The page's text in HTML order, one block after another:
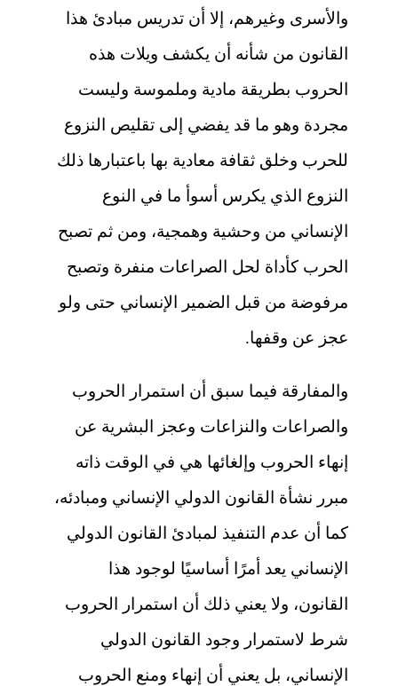
والأسرى وغيرهم، إلا أن تدريس مبادئ هذا
القانون من شأنه أن يكشف ويلات هذه
الحروب بطريقة مادية وملموسة وليست
مجردة وهو ما قد يفضي إلى تقليص النزوع
للحرب وخلق ثقافة معادية بها باعتبارها ذلك
النزوع الذي يكرس أسوأ ما في النوع
الإنساني من وحشية وهمجية، ومن ثم تصبح
الحرب كأداة لحل الصراعات منفرة وتصبح
مرفوضة من قبل الضمير الإنساني حتى ولو
عجز عن وقفها.
والمفارقة فيما سبق أن استمرار الحروب
والصراعات والنزاعات وعجز البشرية عن
إنهاء الحروب وإلغائها هي في الوقت ذاته
مبرر نشأة القانون الدولي الإنساني ومبادئه،
كما أن عدم التنفيذ لمبادئ القانون الدولي
الإنساني يعد أمرًا أساسيًا لوجود هذا
القانون، ولا يعني ذلك أن استمرار الحروب
شرط لاستمرار وجود القانون الدولي
الإنساني، بل يعني أن إنهاء ومنع الحروب